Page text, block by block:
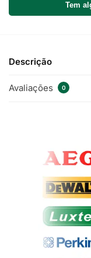
Tem
Descrição
Avaliações 0